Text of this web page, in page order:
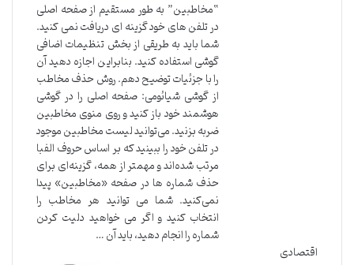
“مخاطبین” به طور مستقیم از صفحه اصلی
در تلفن های خود گزینه ای دریافت نمی کنید.
شما باید به طریقی از بخش تنظیمات اضافی
گوشی استفاده کنید. بنابراین اجازه دهید آن
را با جزئیات توضیح دهم. روش حذف مخاطب
از گوشی شیائومی: صفحه اصلی را در گوشی
هوشمند خود باز کنید و روی منوی مخاطبین
ضربه بزنید. می‌توانید لیست مخاطبین موجود
در تلفن خود را ببینید که بر اساس حروف الفبا
مرتب شده‌اند و مهمتر از همه، گزینه‌ای برای
حذف شماره ها در صفحه «مخاطبین» پیدا
نمی‌کنید. شما می توانید هر مخاطب را
انتخاب کنید و اگر می خواهید دلیت کردن
شماره را انجام دهید، باید آن …
اقتصادی